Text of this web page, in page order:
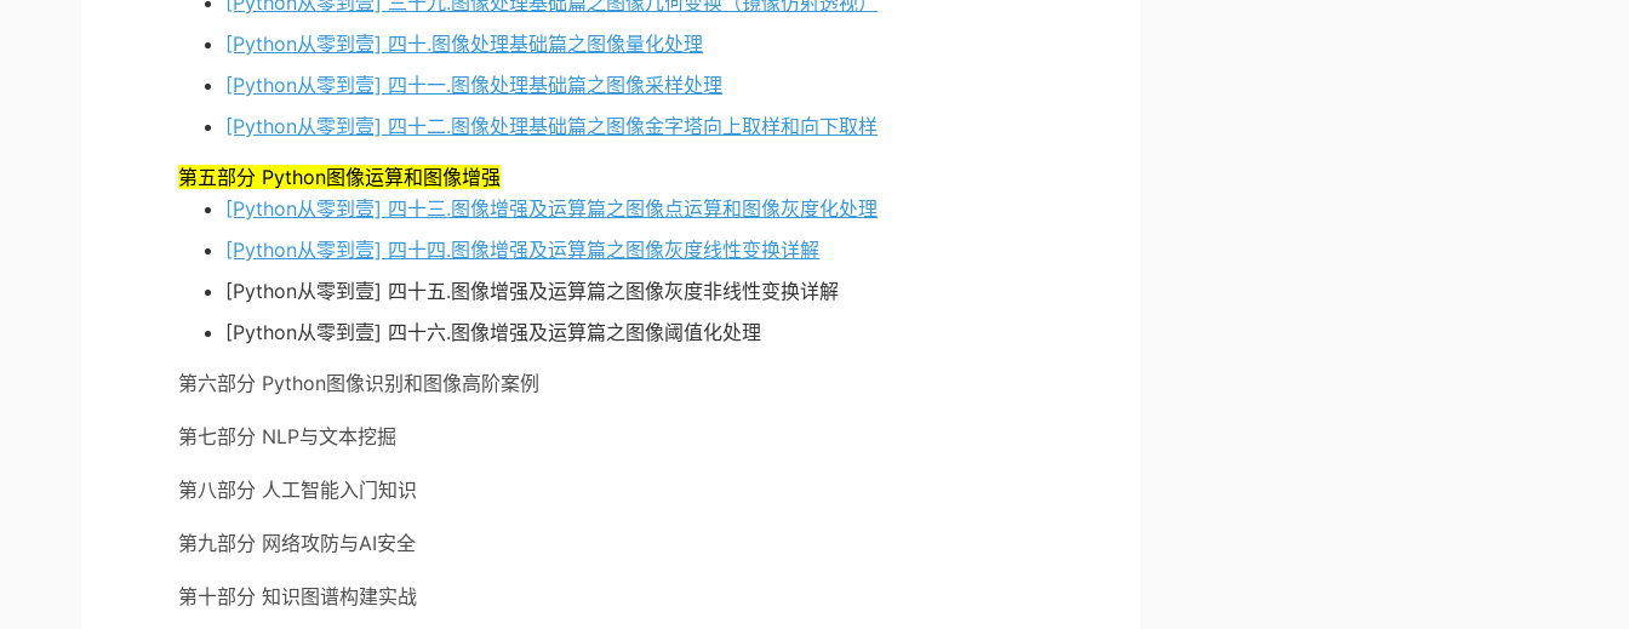
[Python从零到壹] 四十.图像处理基础篇之图像量化处理
[Python从零到壹] 四十一.图像处理基础篇之图像采样处理
[Python从零到壹] 四十二.图像处理基础篇之图像金字塔向上取样和向下取样
第五部分 Python图像运算和图像增强
[Python从零到壹] 四十三.图像增强及运算篇之图像点运算和图像灰度化处理
[Python从零到壹] 四十四.图像增强及运算篇之图像灰度线性变换详解
[Python从零到壹] 四十五.图像增强及运算篇之图像灰度非线性变换详解
[Python从零到壹] 四十六.图像增强及运算篇之图像阈值化处理
第六部分 Python图像识别和图像高阶案例
第七部分 NLP与文本挖掘
第八部分 人工智能入门知识
第九部分 网络攻防与AI安全
第十部分 知识图谱构建实战